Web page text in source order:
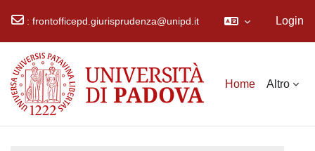
: frontofficepd.giurisprudenza@unipd.it Login
Home Altro